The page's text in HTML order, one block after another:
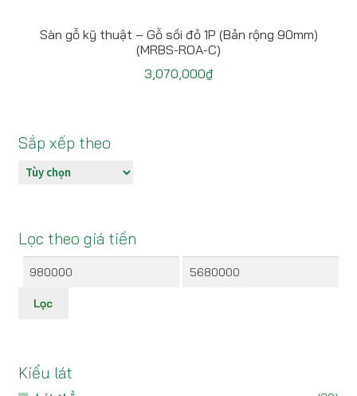
Sàn gỗ kỹ thuật – Gỗ sồi đỏ 1P (Bản rộng 90mm)
(MRBS-ROA-C)
3,070,000₫
Sắp xếp theo
Lọc theo giá tiền
Giá
Giá
Lọc
Kiểu lát